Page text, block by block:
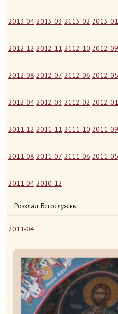
2013-04 2013-03 2013-02 2013-01
2012-12 2012-11 2012-10 2012-09
2012-08 2012-07 2012-06 2012-05
2012-04 2012-03 2012-02 2012-01
2011-12 2011-11 2011-10 2011-09
2011-08 2011-07 2011-06 2011-05
2011-04 2010-12
Розклад Богослужінь
2011-04